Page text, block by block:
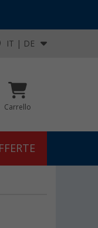
IT | DE
Carrello